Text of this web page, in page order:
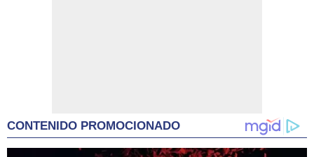
CONTENIDO PROMOCIONADO